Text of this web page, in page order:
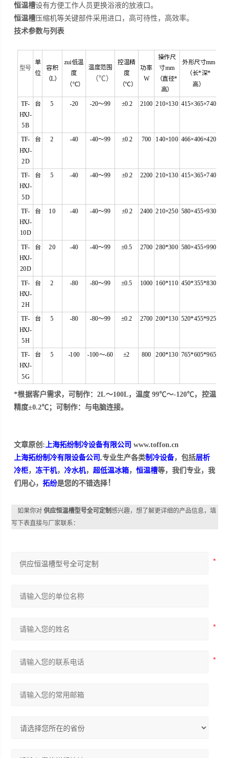
恒温槽设有方便工作人员更换浴液的放液口。
恒温槽压缩机等关键部件采用进口，高可待性，高效率。
技术参数与列表
型号
单
位
容积
（L）
zui低温
度
（℃）
温度范围
（℃）
控温精
度
（℃）
功率
W
操作尺
寸mm
（直径*
高）
外形尺寸mm
（长*深*
高）
TF-
HXJ-
5B
台 5 -20 -20～99 ±0.2 2100 210×130 415×365×740
TF-
HXJ-
2D
台 2 -40 -40～99 ±0.2 700 140×100 466×406×420
TF-
HXJ-
5D
台 5 -40 -40～99 ±0.2 2200 210×130 415×365×740
TF-
HXJ-
10D
台 10 -40 -40～99 ±0.2 2400 210×250 580×455×930
TF-
HXJ-
20D
台 20 -40 -40～99 ±0.5 2700 280*300 580×455×990
TF-
HXJ-
2H
台 2 -80 -80～99 ±0.5 1000 160*110 450*355*830
TF-
HXJ-
5H
台 5 -80 -80～99 ±0.2 2700 200*130 520*455*925
TF-
HXJ-
5G
台 5 -100 -100～-60 ±2 800 200*130 765*605*965
*根据客户需求，可制作：2L～100L，温度 99℃～-120℃，控温
精度±0.2℃；可制作：与电脑连接。
文章原创:上海拓纷制冷设备有限公司 www.toffon.cn
上海拓纷制冷有限设备公司,专业生产各类制冷设备，包括层析
冷柜， 冻干机，冷水机，超低温冰箱，恒温槽等，我们专业，我
们用心，拓纷是您的不错选择！
如果你对供应恒温槽型号全可定制感兴趣，想了解更详细的产品信息，填
写下表直接与厂家联系：